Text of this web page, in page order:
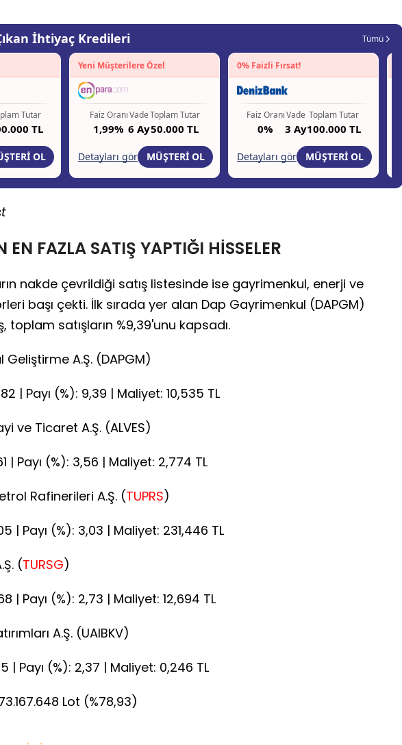
EN FAZLA SATIŞ YAPTIĞI HİSSELER
nakde çevrildiği satış listesinde ise gayrimenkul, enerji ve
başı çekti. İlk sırada yer alan Dap Gayrimenkul (DAPGM)
toplam satışların %9,39'unu kapsadı.
A.Ş. (DAPGM)
| Payı (%): 9,39 | Maliyet: 10,535 TL
ve Ticaret A.Ş. (ALVES)
| Payı (%): 3,56 | Maliyet: 2,774 TL
Rafinerileri A.Ş. (TUPRS)
| Payı (%): 3,03 | Maliyet: 231,446 TL
(TURSG)
| Payı (%): 2,73 | Maliyet: 12,694 TL
A.Ş. (UAIBKV)
| Payı (%): 2,37 | Maliyet: 0,246 TL
Lot (%78,93)